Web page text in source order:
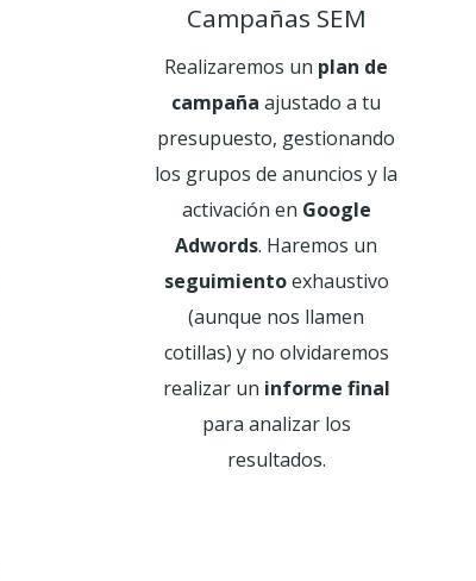
Campañas SEM
Realizaremos un plan de
campaña ajustado a tu
presupuesto, gestionando
los grupos de anuncios y la
activación en Google
Adwords. Haremos un
seguimientoexhaustivo
(aunque nos llamen
cotillas) y no olvidaremos
realizar un informe final
para analizar los
resultados.